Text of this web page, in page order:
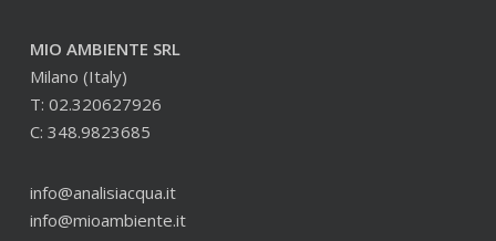
MIO AMBIENTE SRL
Milano (Italy)
T: 02.320627926
C: 348.9823685
info@analisiacqua.it
info@mioambiente.it